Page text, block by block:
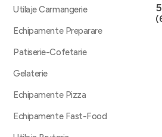
(
Utilaje Carmangerie
Echipamente Preparare
Patiserie-Cofetarie
Gelaterie
Echipamente Pizza
Echipamente Fast-Food